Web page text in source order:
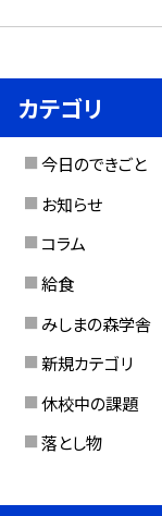
カテゴリ
今日のできごと
お知らせ
コラム
給食
みしまの森学舎
新規カテゴリ
休校中の課題
落とし物